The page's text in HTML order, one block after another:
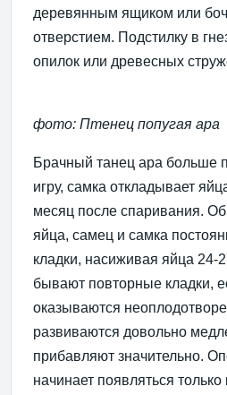
деревянным ящиком или
отверстием. Подстилку в
опилок или древесных
фото: Птенец попугая ара
Брачный танец ара больше
игру, самка откладывает
месяц после спаривания.
яйца, самец и самка
кладки, насиживая яйца 24-
бывают повторные кладки,
оказываются
развиваются довольно
прибавляют значительно.
начинает появляться только